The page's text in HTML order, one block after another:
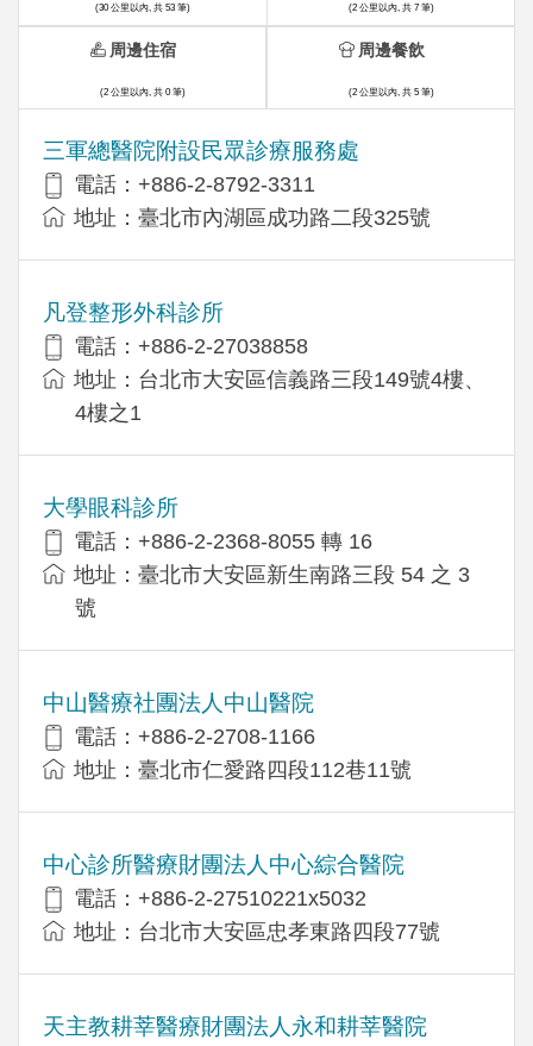
(30 公里以內, 共 53 筆)
三軍總醫院附設民眾診療服務處
電話：+886-2-8792-3311
地址：臺北市內湖區成功路二段325號
凡登整形外科診所
電話：+886-2-27038858
地址：台北市大安區信義路三段149號4樓、
4樓之1
大學眼科診所
電話：+886-2-2368-8055 轉 16
地址：臺北市大安區新生南路三段 54 之 3
號
中山醫療社團法人中山醫院
電話：+886-2-2708-1166
地址：臺北市仁愛路四段112巷11號
中心診所醫療財團法人中心綜合醫院
電話：+886-2-27510221x5032
地址：台北市大安區忠孝東路四段77號
天主教耕莘醫療財團法人永和耕莘醫院
(2 公里以內, 共 7 筆)
周邊住宿
(2 公里以內, 共 0 筆)
周邊餐飲
(2 公里以內, 共 5 筆)